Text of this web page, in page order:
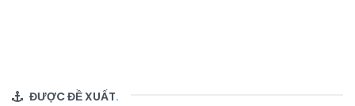
ĐƯỢC ĐỀ XUẤT.